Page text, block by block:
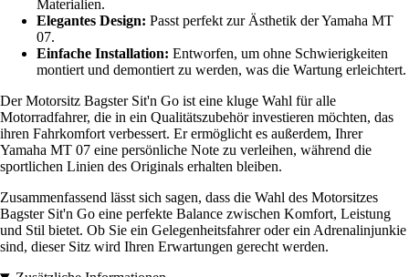
Materialien.
Elegantes Design: Passt perfekt zur Ästhetik der Yamaha MT
07.
Einfache Installation: Entworfen, um ohne Schwierigkeiten
montiert und demontiert zu werden, was die Wartung erleichtert.
Der Motorsitz Bagster Sit'n Go ist eine kluge Wahl für alle
Motorradfahrer, die in ein Qualitätszubehör investieren möchten, das
ihren Fahrkomfort verbessert. Er ermöglicht es außerdem, Ihrer
Yamaha MT 07 eine persönliche Note zu verleihen, während die
sportlichen Linien des Originals erhalten bleiben.
Zusammenfassend lässt sich sagen, dass die Wahl des Motorsitzes
Bagster Sit'n Go eine perfekte Balance zwischen Komfort, Leistung
und Stil bietet. Ob Sie ein Gelegenheitsfahrer oder ein Adrenalinjunkie
sind, dieser Sitz wird Ihren Erwartungen gerecht werden.